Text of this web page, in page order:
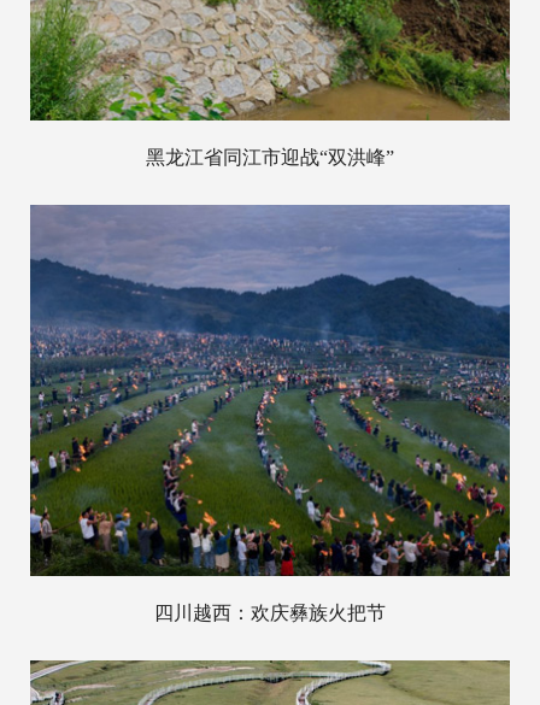
黑龙江省同江市迎战“双洪峰”
四川越西：欢庆彝族火把节